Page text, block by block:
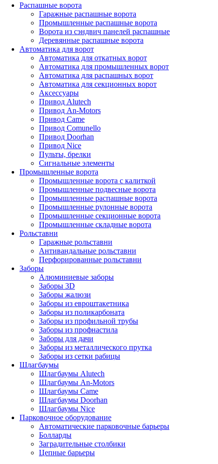
Распашные ворота
Гаражные распашные ворота
Промышленные распашные ворота
Ворота из сэндвич панелей распашные
Деревянные распашные ворота
Автоматика для ворот
Автоматика для откатных ворот
Автоматика для промышленных ворот
Автоматика для распашных ворот
Автоматика для секционных ворот
Аксессуары
Привод Alutech
Привод An-Motors
Привод Came
Привод Comunello
Привод Doorhan
Привод Nice
Пульты, брелки
Сигнальные элементы
Промышленные ворота
Промышленные ворота с калиткой
Промышленные подвесные ворота
Промышленные распашные ворота
Промышленные рулонные ворота
Промышленные секционные ворота
Промышленные складные ворота
Рольставни
Гаражные рольставни
Антивандальные рольставни
Перфорированные рольставни
Заборы
Алюминиевые заборы
Заборы 3D
Заборы жалюзи
Заборы из евроштакетника
Заборы из поликарбоната
Заборы из профильной трубы
Заборы из профнастила
Заборы для дачи
Заборы из металлического прутка
Заборы из сетки рабицы
Шлагбаумы
Шлагбаумы Alutech
Шлагбаумы An-Motors
Шлагбаумы Came
Шлагбаумы Doorhan
Шлагбаумы Nice
Парковочное оборудование
Автоматические парковочные барьеры
Болларды
Заградительные столбики
Цепные барьеры